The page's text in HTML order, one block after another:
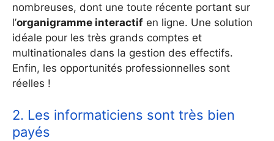
nombreuses, dont une toute récente portant sur
l’organigramme interactif en ligne. Une solution
idéale pour les très grands comptes et
multinationales dans la gestion des effectifs.
Enfin, les opportunités professionnelles sont
réelles !
2. Les informaticiens sont très bien
payés